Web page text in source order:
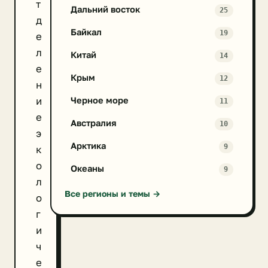
т
д
е
л
е
н
и
е
э
к
о
л
о
г
и
ч
е
Дальний восток 25
Байкал 19
Китай 14
Крым 12
Черное море 11
Австралия 10
Арктика 9
Океаны 9
Все регионы и темы →